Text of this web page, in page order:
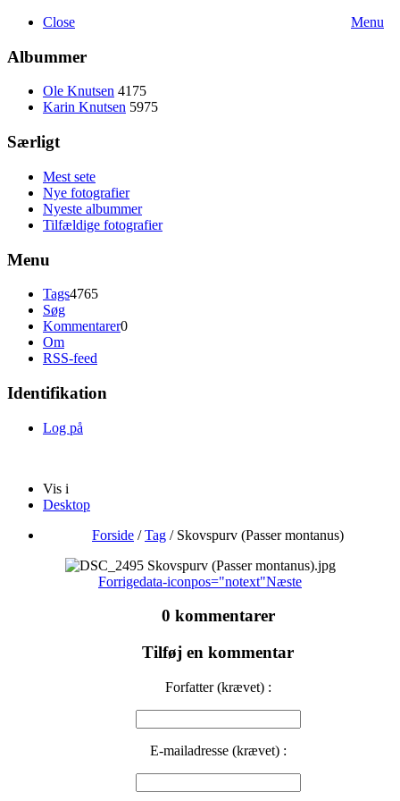
Menu
Close
Albummer
Ole Knutsen 4175
Karin Knutsen 5975
Særligt
Mest sete
Nye fotografier
Nyeste albummer
Tilfældige fotografier
Menu
Tags4765
Søg
Kommentarer0
Om
RSS-feed
Identifikation
Log på
Vis i
Desktop
Forside /Tag / Skovspurv (Passer montanus)
Forrigedata-iconpos="notext"Næste
0 kommentarer
Tilføj en kommentar
Forfatter (krævet) :
E-mailadresse (krævet) :